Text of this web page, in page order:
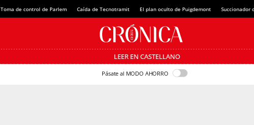
Toma de control de Parlem Caída de Tecnotramit El plan oculto de Puigdemont Succionador
LEER EN CASTELLANO
Pásate al MODO AHORRO